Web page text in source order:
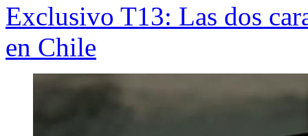
Exclusivo T13: Las dos
en Chile